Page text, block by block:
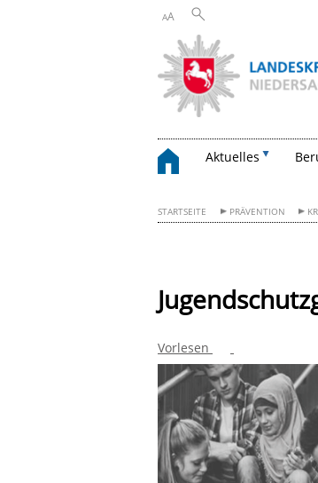
AA
Aktuelles
STARTSEITE PRÄVENTION
Vorlesen